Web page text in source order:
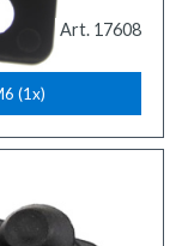
Art. 17608
(1x)